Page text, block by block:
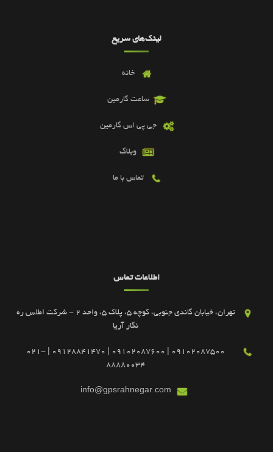
لینک‌های سریع
خانه
ساعت گارمین
جی پی اس گارمین
وبلاگ
تماس با ما
اطلاعات تماس
تهران، خیابان گاندی جنوبی، کوچه 5، پلاک 5، واحد 2 - شرکت اطلس ره
نگار آریا
09102087500 | 09102087600 | 09128841470 | 021-
88880034
info@gpsrahnegar.com